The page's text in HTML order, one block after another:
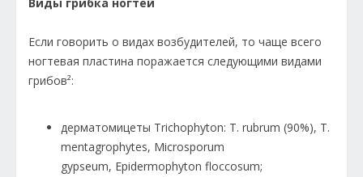
Если говорить о видах возбудителей, то чаще всего
ногтевая пластина поражается следующими видами
грибов²:
дерматомицеты Trichophyton: T. rubrum (90%), T.
mentagrophytes, Microsporum
gypseum, Epidermophyton floccosum;